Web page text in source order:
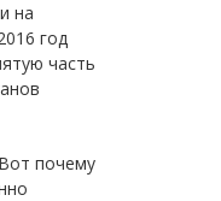
на
год
часть
почему